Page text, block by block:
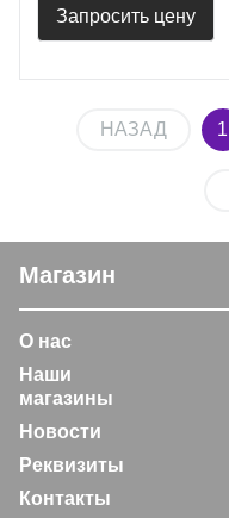
Запросить цену
НАЗАД 1
Магазин
О нас
Наши
магазины
Новости
Реквизиты
Контакты